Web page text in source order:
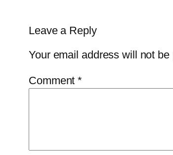
Leave a Reply
Your email address will not be
Comment*